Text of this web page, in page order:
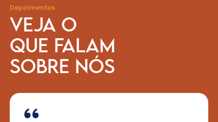
Depoimentos
VEJA O
QUE FALAM
SOBRE NÓS